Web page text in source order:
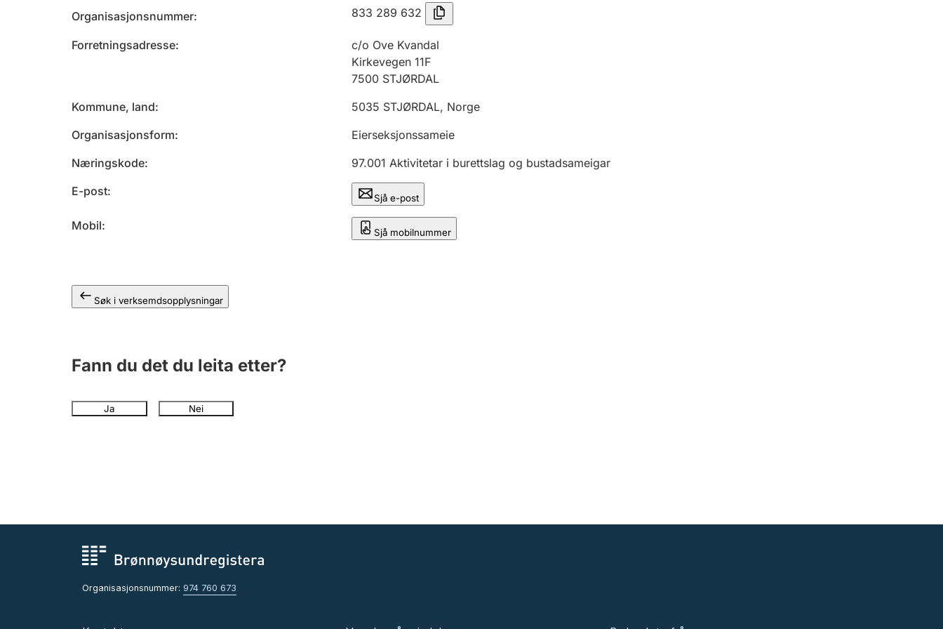
Organisasjonsnummer 833 289 632
Forretningsadresse
c/o Ove Kvandal
Kirkevegen 11F
7500 STJØRDAL
Kommune, land
5035 STJØRDAL, Norge
Organisasjonsform
Eierseksjonssameie
Næringskode
97.001 Aktivitetar i burettslag og bustadsameigar
E-post
Sjå e-post
Mobil Sjå mobilnummer
Søk i verksemdsopplysningar
Fann du det du leita etter?
Ja Nei
Organisasjonsnummer: 974 760 673